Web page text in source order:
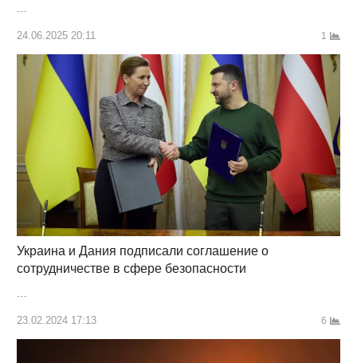
24.06.2025 20:11 1
Украина и Дания подписали соглашение о
сотрудничестве в сфере безопасности
23.02.2024 17:13 6